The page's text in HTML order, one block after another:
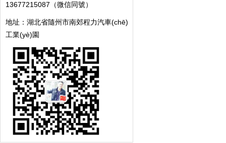
13677215087（微信同號）
地址：湖北省隨州市南郊程力汽車(chē)
工業(yè)園